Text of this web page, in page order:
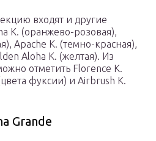
входят и другие
K. (оранжево-розовая),
Apache K. (темно-красная),
Aloha K. (желтая). Из
отметить Florence K.
фуксии) и Airbrush K.
Grande